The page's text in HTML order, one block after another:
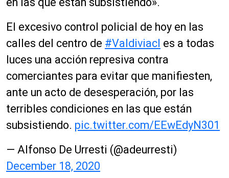
a
u
d
i
o
El excesivo control policial de hoy en las
calles del centro de #Valdiviacl es a todas
luces una acción represiva contra
comerciantes para evitar que manifiesten,
ante un acto de desesperación, por las
terribles condiciones en las que están
subsistiendo. pic.twitter.com/EEwEdyN301
— Alfonso De Urresti (@adeurresti)
December 18, 2020